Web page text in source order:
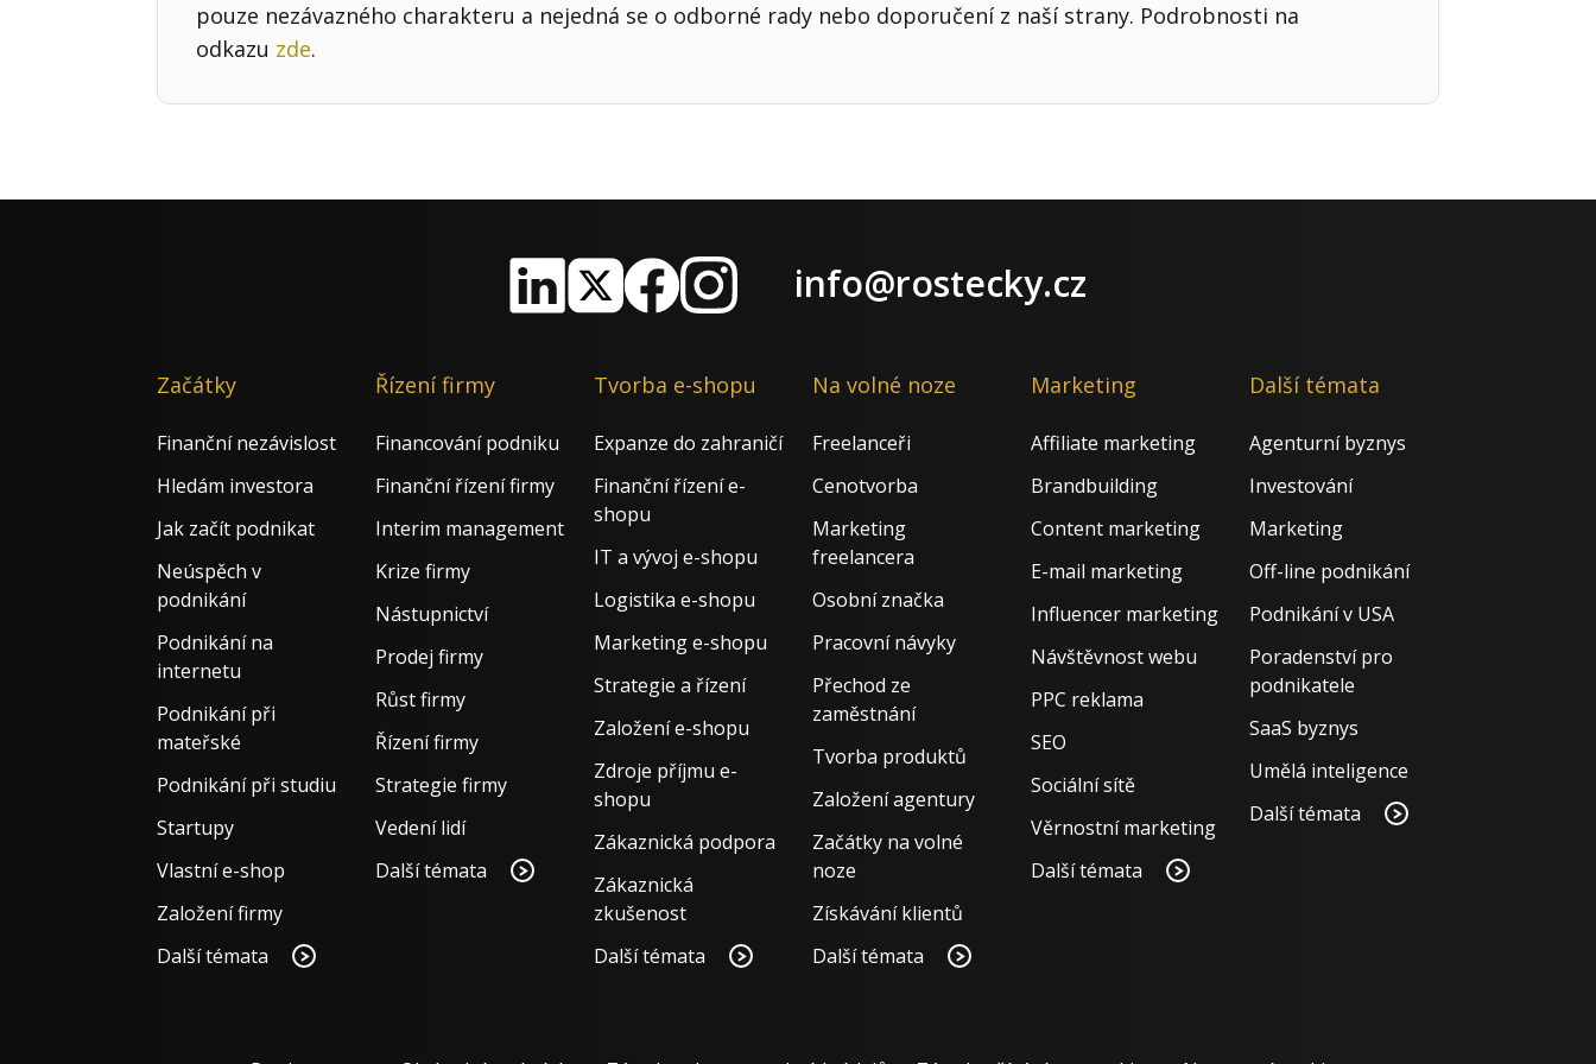
pouze nezávazného charakteru a nejedná se o odborné rady nebo doporučení z naší strany. Podrobnosti na
odkazu zde.
info@rostecky.cz
Začátky
Finanční nezávislost
Hledám investora
Jak začít podnikat
Neúspěch v
podnikání
Podnikání na
internetu
Podnikání při
mateřské
Podnikání při studiu
Startupy
Vlastní e-shop
Založení firmy
Další témata
Řízení firmy
Financování podniku
Finanční řízení firmy
Interim management
Krize firmy
Nástupnictví
Prodej firmy
Růst firmy
Řízení firmy
Strategie firmy
Vedení lidí
Další témata
Tvorba e-shopu
Expanze do zahraničí
Finanční řízení e-
shopu
IT a vývoj e-shopu
Logistika e-shopu
Marketing e-shopu
Strategie a řízení
Založení e-shopu
Zdroje příjmu e-
shopu
Zákaznická podpora
Zákaznická
zkušenost
Další témata
Na volné noze
Freelanceři
Cenotvorba
Marketing
freelancera
Osobní značka
Pracovní návyky
Přechod ze
zaměstnání
Tvorba produktů
Založení agentury
Začátky na volné
noze
Získávání klientů
Další témata
Marketing
Affiliate marketing
Brandbuilding
Content marketing
E-mail marketing
Influencer marketing
Návštěvnost webu
PPC reklama
SEO
Sociální sítě
Věrnostní marketing
Další témata
Další témata
Agenturní byznys
Investování
Marketing
Off-line podnikání
Podnikání v USA
Poradenství pro
podnikatele
SaaS byznys
Umělá inteligence
Další témata